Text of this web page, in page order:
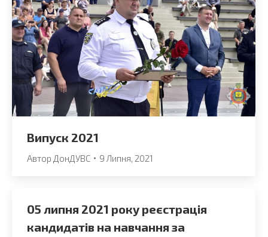
Випуск 2021
Автор ДонДУВС 9 Липня, 2021
05 липня 2021 року реєстрація
кандидатів на навчання за